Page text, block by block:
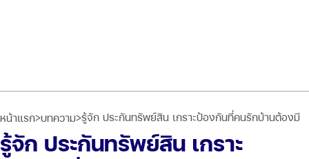
หน้าแรก>บทความ>รู้จัก ประกันทรัพย์สิน เกราะป้องกันที่คนรักบ้านต้องมี
รู้จัก ประกันทรัพย์สิน เกราะ